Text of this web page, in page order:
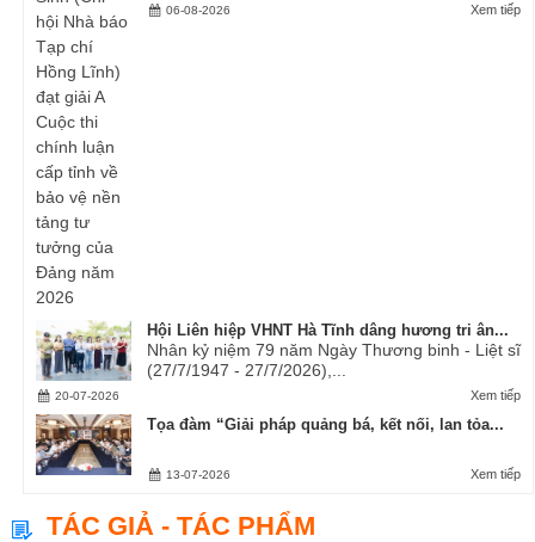
Xem tiếp
06-08-2026
Hội Liên hiệp VHNT Hà Tĩnh dâng hương tri ân...
Nhân kỷ niệm 79 năm Ngày Thương binh - Liệt sĩ
(27/7/1947 - 27/7/2026),...
Xem tiếp
20-07-2026
Tọa đàm “Giải pháp quảng bá, kết nối, lan tỏa...
Xem tiếp
13-07-2026
TÁC GIẢ - TÁC PHẨM